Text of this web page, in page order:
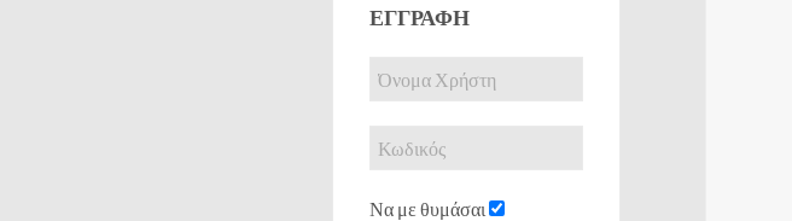
ΕΓΓΡΑΦΉ
Να με θυμάσαι